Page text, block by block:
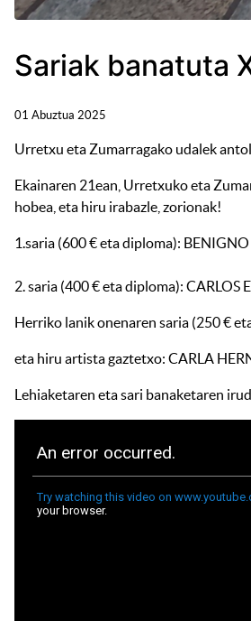
Sariak banatuta
01 Abuztua 2025
Urretxu eta Zumarragako udalek
Ekainaren 21ean, Urretxuko eta
hobea, eta hiru irabazle, zorionak!
1.saria (600 € eta diploma):
2. saria (400 € eta diploma): CARLOS
Herriko lanik onenaren saria (250 €
eta hiru artista gaztetxo: CARLA
Lehiaketaren eta sari banaketaren